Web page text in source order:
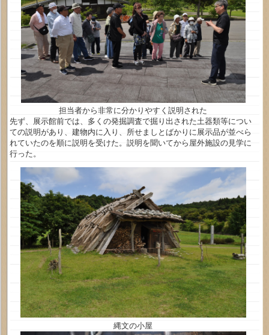
担当者から非常に分かりやすく説明された
先ず、展示館前では、多くの発掘調査で掘り出された土器類等につい
ての説明があり、建物内に入り、所せましとばかりに展示品が並べら
れていたのを順に説明を受けた。説明を聞いてから屋外施設の見学に
行った。
縄文の小屋